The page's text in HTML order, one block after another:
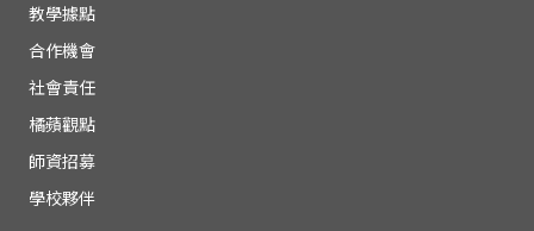
教學據點
合作機會
社會責任
橘蘋觀點
師資招募
學校夥伴